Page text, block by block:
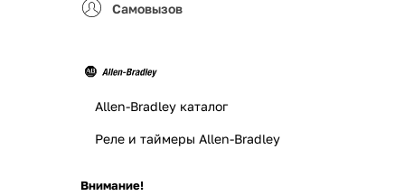
Самовызов
Allen-Bradley каталог
Реле и таймеры Allen-Bradley
Внимание!